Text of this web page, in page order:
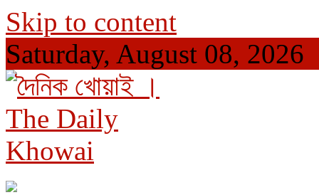
Skip to content
Saturday, August 08, 2026
দৈনিক খোয়াই । The Daily Khowai
Official Newspaper